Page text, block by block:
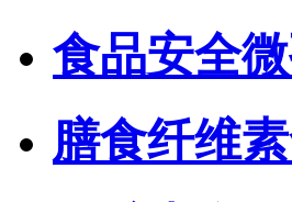
食品安全
膳食纤维